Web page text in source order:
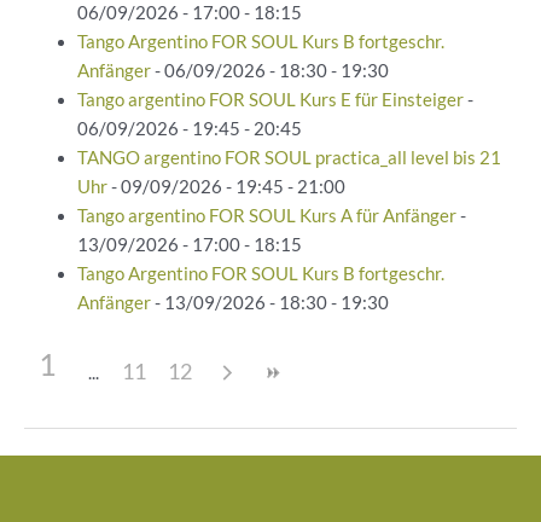
06/09/2026 - 17:00 - 18:15
Tango Argentino FOR SOUL Kurs B fortgeschr.
Anfänger- 06/09/2026 - 18:30 - 19:30
Tango argentino FOR SOUL Kurs E für Einsteiger-
06/09/2026 - 19:45 - 20:45
TANGO argentino FOR SOUL practica_all level bis 21
Uhr- 09/09/2026 - 19:45 - 21:00
Tango argentino FOR SOUL Kurs A für Anfänger-
13/09/2026 - 17:00 - 18:15
Tango Argentino FOR SOUL Kurs B fortgeschr.
Anfänger- 13/09/2026 - 18:30 - 19:30
1 11 12